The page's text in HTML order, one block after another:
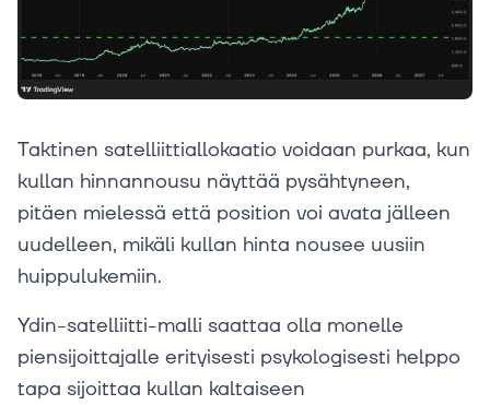
Taktinen satelliittiallokaatio voidaan purkaa, kun
kullan hinnannousu näyttää pysähtyneen,
pitäen mielessä että position voi avata jälleen
uudelleen, mikäli kullan hinta nousee uusiin
huippulukemiin.
Ydin-satelliitti-malli saattaa olla monelle
piensijoittajalle erityisesti psykologisesti helppo
tapa sijoittaa kullan kaltaiseen